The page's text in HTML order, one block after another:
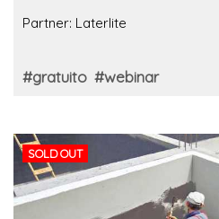
Partner: Laterlite
#gratuito #webinar
SOLD OUT